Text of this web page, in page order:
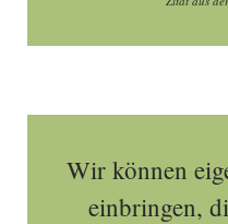
Wir können
einbringen,